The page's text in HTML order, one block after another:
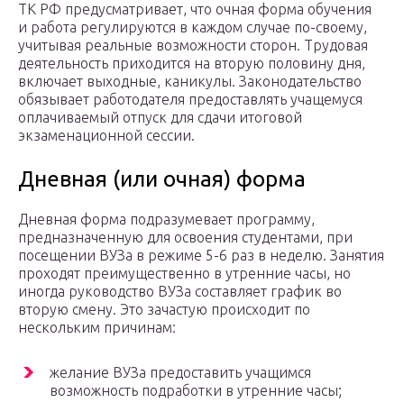
ТК РФ предусматривает, что очная форма обучения
и работа регулируются в каждом случае по-своему,
учитывая реальные возможности сторон. Трудовая
деятельность приходится на вторую половину дня,
включает выходные, каникулы. Законодательство
обязывает работодателя предоставлять учащемуся
оплачиваемый отпуск для сдачи итоговой
экзаменационной сессии.
Дневная (или очная) форма
Дневная форма подразумевает программу,
предназначенную для освоения студентами, при
посещении ВУЗа в режиме 5-6 раз в неделю. Занятия
проходят преимущественно в утренние часы, но
иногда руководство ВУЗа составляет график во
вторую смену. Это зачастую происходит по
нескольким причинам:
желание ВУЗа предоставить учащимся
возможность подработки в утренние часы;